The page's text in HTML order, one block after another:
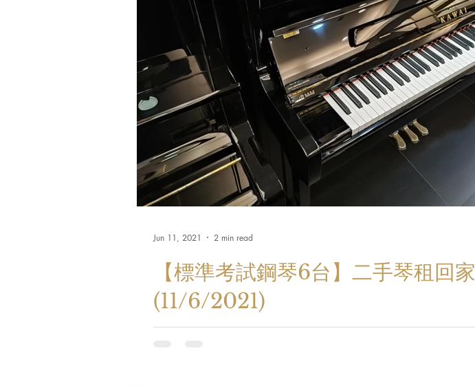
【標準考試鋼琴6台】二手琴租回家 月租$300起
(11/6/2021)
Jun 11, 2021 2 min read